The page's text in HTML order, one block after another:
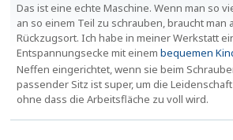
Das ist eine echte Maschine. Wenn man so
an so einem Teil zu schrauben, braucht man
Rückzugsort. Ich habe in meiner Werkstatt
Entspannungsecke mit einem bequemen
Neffen eingerichtet, wenn sie beim
passender Sitz ist super, um die
ohne dass die Arbeitsfläche zu voll wird.